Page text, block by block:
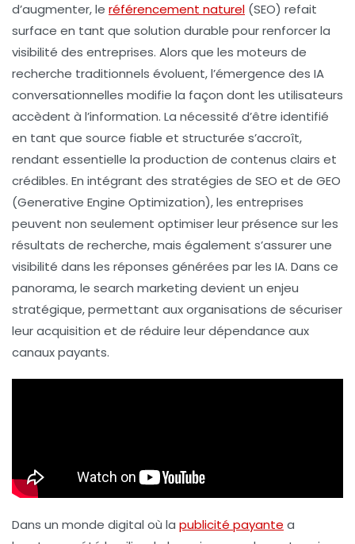
d’augmenter,le référencement naturel (SEO) refait
surface en tant que solution durable pour renforcer la
visibilité des entreprises. Alors que les moteurs de
recherche traditionnels évoluent, l’émergence des IA
conversationnelles modifie la façon dont les utilisateurs
accèdent à l’information. La nécessité d’être identifié
en tant que source fiable et structurée s’accroît,
rendant essentielle la production de contenus clairs et
crédibles. En intégrant des stratégies de SEO et de GEO
(Generative Engine Optimization), les entreprises
peuvent non seulement optimiser leur présence sur les
résultats de recherche, mais également s’assurer une
visibilité dans les réponses générées par les IA. Dans ce
panorama, le search marketing devient un enjeu
stratégique, permettant aux organisations de sécuriser
leur acquisition et de réduire leur dépendance aux
canaux payants.
Dans un monde digital où la publicité payante a